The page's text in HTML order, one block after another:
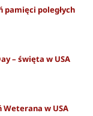
pamięci poległych
– święta w USA
Weterana w USA